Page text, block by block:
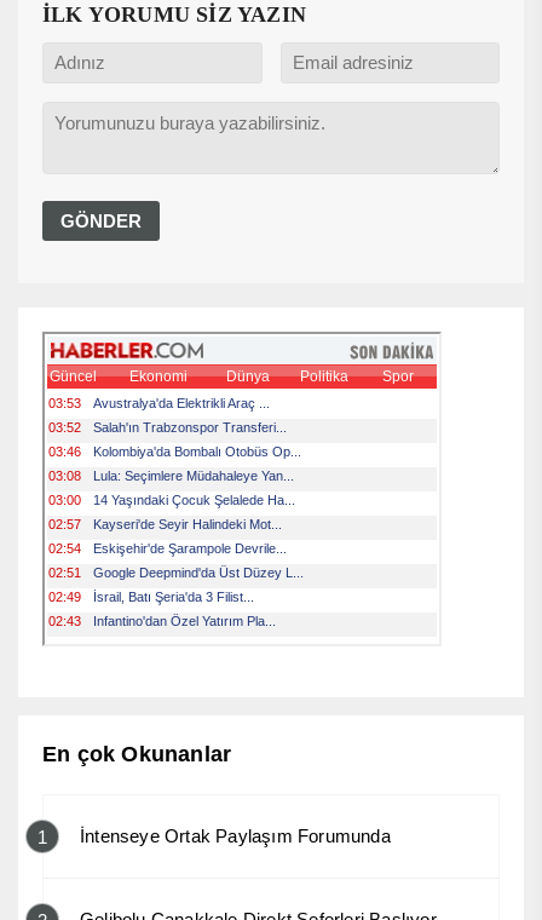
İLK YORUMU SİZ YAZIN
En çok Okunanlar
1 İntenseye Ortak Paylaşım Forumunda